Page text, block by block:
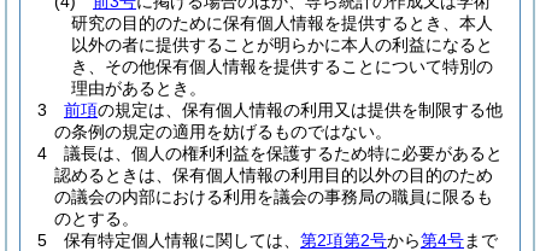
研究の目的のために保有個人情報を提供するとき、本人
以外の者に提供することが明らかに本人の利益になると
き、その他保有個人情報を提供することについて特別の
理由があるとき。
3
前項の規定は、保有個人情報の利用又は提供を制限する他
の条例の規定の適用を妨げるものではない。
4
議長は、個人の権利利益を保護するため特に必要があると
認めるときは、保有個人情報の利用目的以外の目的のため
の議会の内部における利用を議会の事務局の職員に限るも
のとする。
5
保有特定個人情報に関しては、 第2項第2号から第4号まで